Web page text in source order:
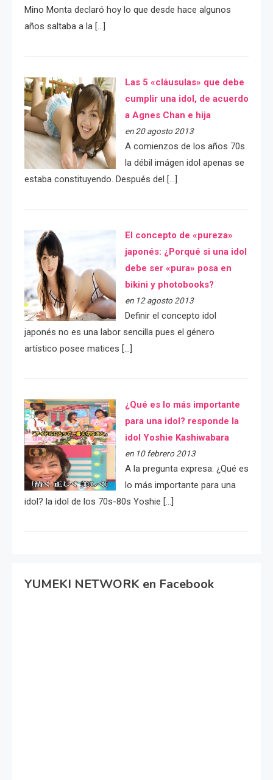
Mino Monta declaró hoy lo que desde hace algunos
años saltaba a la […]
Las 5 «cláusulas» que debe
cumplir una idol, de acuerdo
a Agnes Chan e hija
en 20 agosto 2013
A comienzos de los años 70s
la débil imágen idol apenas se
estaba constituyendo. Después del […]
El concepto de «pureza»
japonés: ¿Porqué si una idol
debe ser «pura» posa en
bikini y photobooks?
en 12 agosto 2013
Definir el concepto idol
japonés no es una labor sencilla pues el género
artístico posee matices […]
¿Qué es lo más importante
para una idol? responde la
idol Yoshie Kashiwabara
en 10 febrero 2013
A la pregunta expresa: ¿Qué es
lo más importante para una
idol? la idol de los 70s-80s Yoshie […]
YUMEKI NETWORK en Facebook